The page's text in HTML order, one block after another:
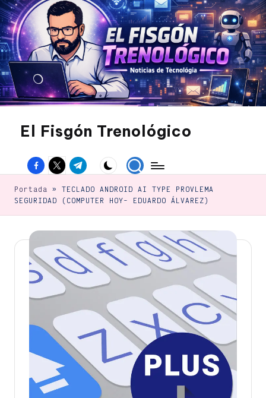
Saltar
al
contenido
El Fisgón Trenológico
sitio
noticias
tecnología
Facebook
Twitter
Canal
Telegram
Portada » TECLADO ANDROID AI TYPE PROVLEMA
SEGURIDAD (COMPUTER HOY- EDUARDO ÁLVAREZ)